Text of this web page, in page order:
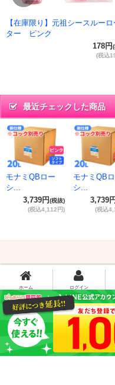
【在庫限り】元祖シースルーロ
ター ピンク
178円
(税込
最近チェックした商品
モナミQBロー
シ...
3,739円(税抜)
(税込4,112円)
モナミQB
シ...
3,739円
(税込
ホーム ログイン
[お問い合わせ
平日15時